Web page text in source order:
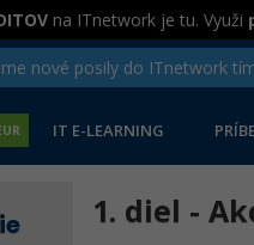
na ITnetwork je tu. Využi
nové posily do ITnetwork
IT E-LEARNING
1. diel -